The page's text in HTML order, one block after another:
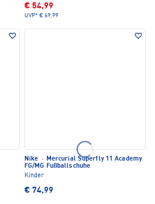
€ 54,99
UVP* € 69,99
Nike · Mercurial Superfly 11 Academy
FG/MG Fußballschuhe
Kinder
€ 74,99